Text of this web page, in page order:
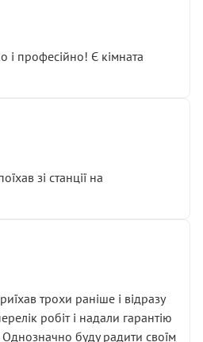
і професійно! Є кімната
зі станції на
трохи раніше і відразу
робіт і надали гарантію
буду радити своїм